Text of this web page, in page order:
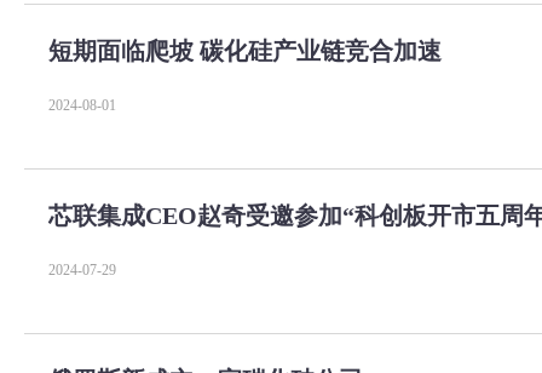
短期面临爬坡 碳化硅产业链竞合加速
2024-08-01
芯联集成CEO赵奇受邀参加“科创板开市五周
2024-07-29